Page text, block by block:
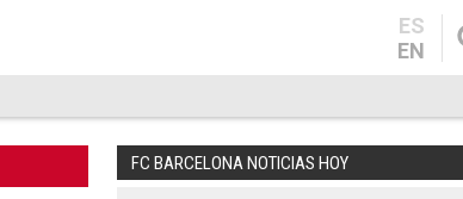
ES
EN
FC BARCELONA NOTICIAS HOY